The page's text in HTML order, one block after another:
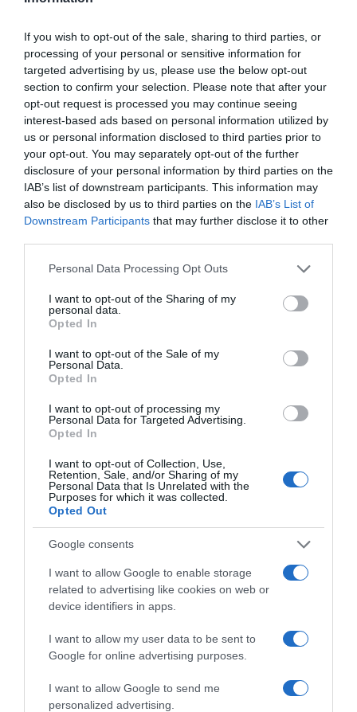
If you wish to opt-out of the sale, sharing to third parties, or
processing of your personal or sensitive information for
targeted advertising by us, please use the below opt-out
section to confirm your selection. Please note that after your
opt-out request is processed you may continue seeing
interest-based ads based on personal information utilized by
us or personal information disclosed to third parties prior to
your opt-out. You may separately opt-out of the further
disclosure of your personal information by third parties on the
IAB’s list of downstream participants. This information may
also be disclosed by us to third parties on the IAB’s List of
Downstream Participants that may further disclose it to other
Please note that this website/app uses one or more Google
not limited to your visit or usage behaviour. You may click to
grant or deny consent to Google and its third-party tags to
use your data for below specified purposes in below Google
consent section.
Personal Data Processing Opt Outs
I want to opt-out of the Sharing of my
personal data.
Opted In
I want to opt-out of the Sale of my
Personal Data.
Opted In
I want to opt-out of processing my
Personal Data for Targeted Advertising.
Opted In
I want to opt-out of Collection, Use,
Retention, Sale, and/or Sharing of my
Personal Data that Is Unrelated with the
Purposes for which it was collected.
Opted Out
Google consents
I want to allow Google to enable storage
related to advertising like cookies on web or
device identifiers in apps.
I want to allow my user data to be sent to
Google for online advertising purposes.
I want to allow Google to send me
personalized advertising.
Lascia un commento
Il tuo indirizzo email non sarà pubblicato. I
campi obbligatori sono contrassegnati*
Commento*
Nome
Email*
Sito web
Salva il mio nome, email e sito web in
commento.